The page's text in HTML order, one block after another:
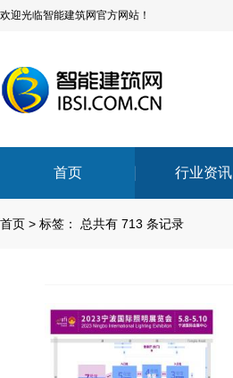
欢迎光临智能建筑网官方网站！
首页 行业资讯
首页 > 标签： 总共有 713 条记录